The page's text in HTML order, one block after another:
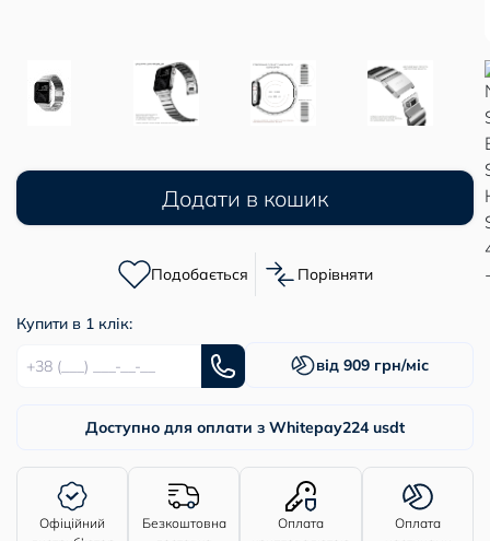
Додати в кошик
Подобається Порівняти
Купити в 1 клік:
від 909 грн/міс
Доступно для оплати з Whitepay224 usdt
Офіційний
Безкоштовна
Оплата
Оплата